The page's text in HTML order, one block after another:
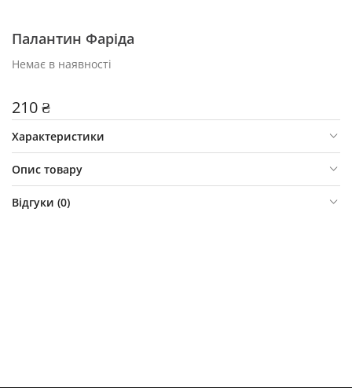
Палантин Фаріда
Немає в наявності
210 ₴
Характеристики
Опис товару
Відгуки (0)